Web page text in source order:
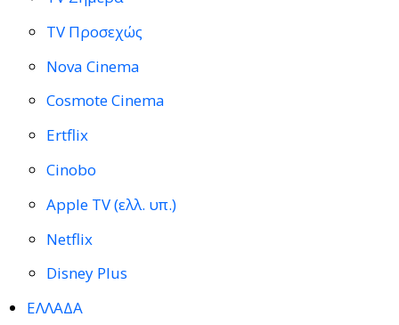
TV Προσεχώς
Nova Cinema
Cosmote Cinema
Ertflix
Cinobo
Apple TV (ελλ. υπ.)
Netflix
Disney Plus
ΕΛΛΑΔΑ